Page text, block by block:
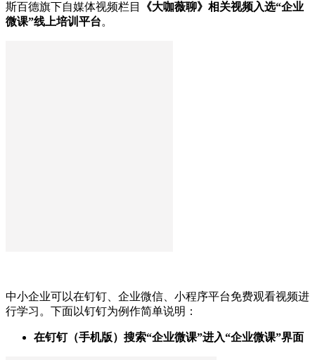
斯百德旗下自媒体视频栏目
《大咖薇聊》相关视频入选“企业
微课”线上培训平台。
中小企业可以在钉钉、企业微信、小程序平台免费观看视频进
行学习。下面以钉钉为例作简单说明：
在钉钉（手机版）搜索“企业微课”进入“企业微课”界面